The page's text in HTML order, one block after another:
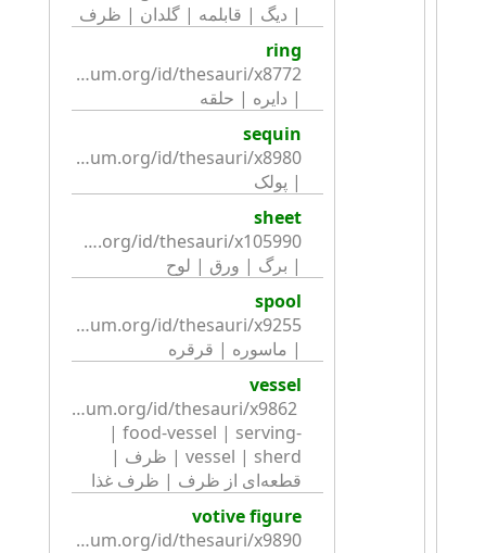
| دیگ | قابلمه | گلدان | ظرف
ring
| دایره | حلقه
sequin
| پولک
sheet
| برگ | ورق | لوح
spool
| ماسوره | قرقره
vessel
id/thesauri/x9862
| food-vessel | serving-
قطعه‌ای از ظرف | ظرف غذا
votive figure